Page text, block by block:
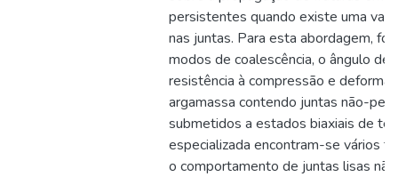
persistentes quando existe uma
nas juntas. Para esta abordagem,
modos de coalescência, o ângulo de
resistência à compressão e
argamassa contendo juntas não-
submetidos a estados biaxiais de
especializada encontram-se vários
o comportamento de juntas lisas